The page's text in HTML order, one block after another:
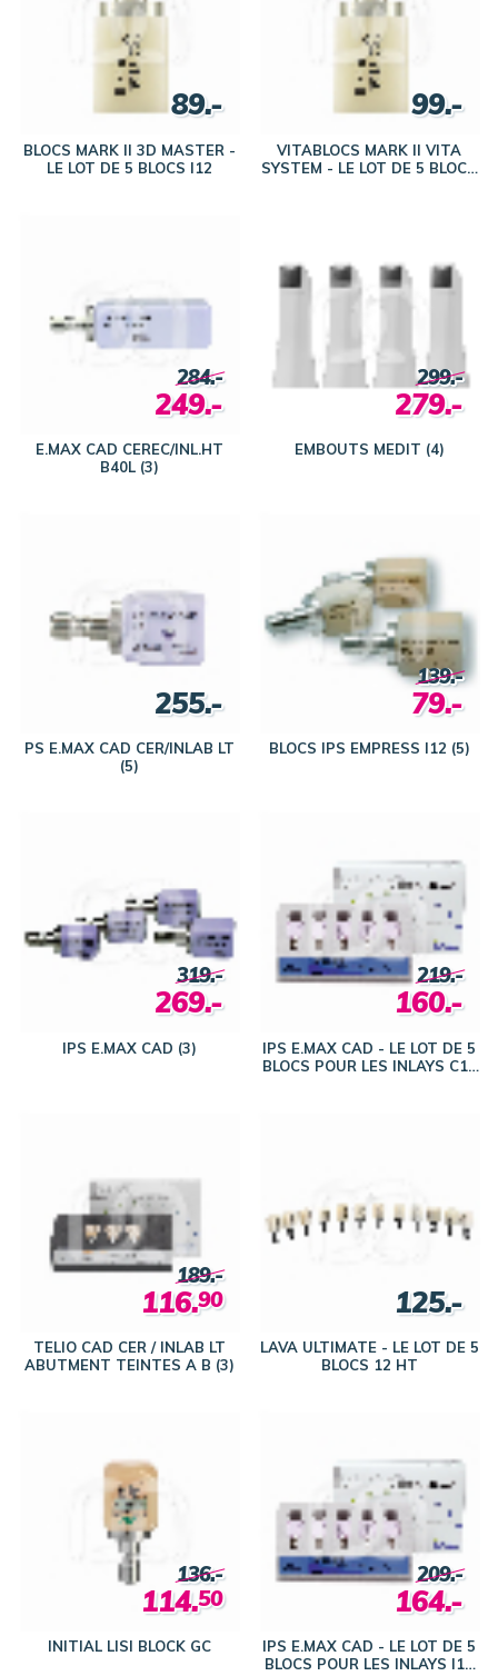
BLOCS MARK II 3D MASTER -
LE LOT DE 5 BLOCS I12
89.-
VITABLOCS MARK II VITA
SYSTEM - LE LOT DE 5 BLOCS
99.-
E.MAX CAD CEREC/INL.HT
B40L (3)
284.-
249.-
EMBOUTS MEDIT (4)
299.-
279.-
PS E.MAX CAD CER/INLAB LT
(5)
255.-
BLOCS IPS EMPRESS I12 (5)
139.-
79.-
IPS E.MAX CAD (3)
319.-
269.-
IPS E.MAX CAD - LE LOT DE 5
BLOCS POUR LES INLAYS C14
219.-
160.-
TELIO CAD CER / INLAB LT
ABUTMENT TEINTES A B (3)
189.-
116.90
LAVA ULTIMATE - LE LOT DE 5
BLOCS 12 HT
125.-
INITIAL LISI BLOCK GC
136.-
114.50
IPS E.MAX CAD - LE LOT DE 5
BLOCS POUR LES INLAYS I12
209.-
164.-